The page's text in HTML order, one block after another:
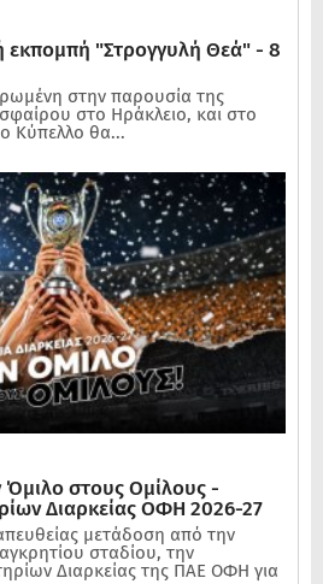
εκπομπή "Στρογγυλή Θεά" - 8
στην παρουσία της
στο Ηράκλειο, και στο
Κύπελλο θα...
στους Ομίλους -
Διαρκείας ΟΦΗ 2026-27
μετάδοση από την
σταδίου, την
Διαρκείας της ΠΑΕ ΟΦΗ για